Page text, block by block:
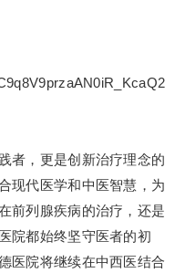
者，更是创新治疗理念的
现代医学和中医智慧，为
前列腺疾病的治疗，还是
院都始终坚守医者的初
医院将继续在中西医结合